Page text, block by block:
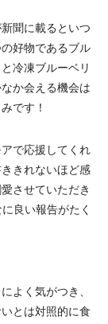
聞に載るといつ
好物であるブル
冷凍ブルーベリ
か会える機会は
です！
で応援してくれ
きれないほど感
させていただき
良い報告がたく
よく気がつき、
とは対照的に食